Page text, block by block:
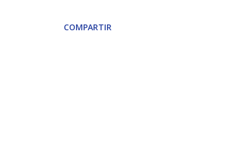
COMPARTIR